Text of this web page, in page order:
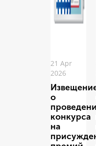
21 Apr
2026
о
конкурса
на